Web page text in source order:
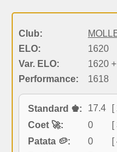
Club:
ELO:
1620
Var. ELO:
1620
Performance:
1618
Standard ♚: 17.4
[
Coet 🚀:
0
[
Patata 🥔:
0
[